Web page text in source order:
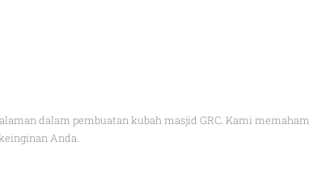
dalam pembuatan kubah masjid GRC. Kami
Anda.